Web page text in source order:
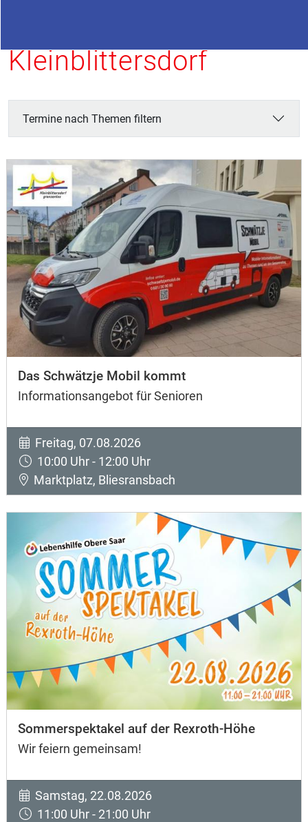
Kleinblittersdorf
Termine nach Themen filtern
Das Schwätzje Mobil kommt
Informationsangebot für Senioren
Freitag, 07.08.2026
10:00 Uhr - 12:00 Uhr
Marktplatz, Bliesransbach
Sommerspektakel auf der Rexroth-Höhe
Wir feiern gemeinsam!
Samstag, 22.08.2026
11:00 Uhr - 21:00 Uhr